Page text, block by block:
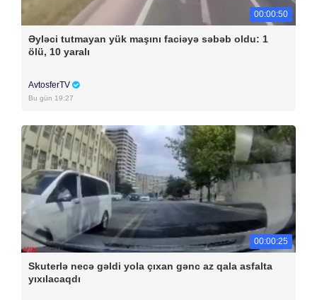
00:00:50
Əyləci tutmayan yük maşını faciəyə səbəb oldu: 1
ölü, 10 yaralı
AvtosferTV
Bu gün 19:27
00:00:25
Skuterlə necə gəldi yola çıxan gənc az qala asfalta
yıxılacaqdı